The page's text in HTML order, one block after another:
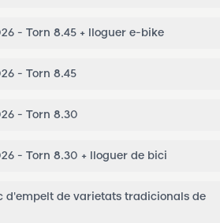
- Torn 8.45 + lloguer e-bike
- Torn 8.45
- Torn 8.30
- Torn 8.30 + lloguer de bici
d'empelt de varietats tradicionals de